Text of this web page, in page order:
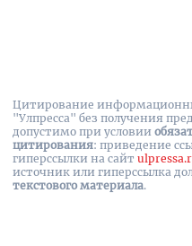
Цитирование
"Улпресса" без получения
допустимо при условии
цитирования: приведение
гиперссылки на cайт
источник или гиперссылка
текстового материала.